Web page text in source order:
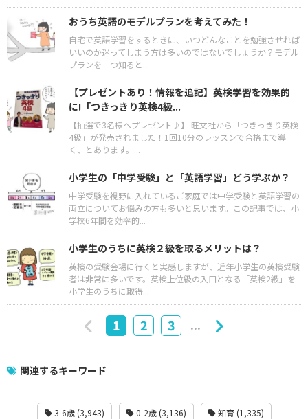
おうち英語のモデルプランを考えてみた！
自宅で英語学習をするときに、いつどんなことを勉強させれば
いいのか迷ってしまう方は多いのではないでしょうか？モデル
プランを一つ知ると...
【プレゼントあり！情報を追記】英検学習を効果的
に!「つきっきり英検4級...
【抽選で3名様へプレゼント♪】 旺文社から「つきっきり英検
4級」が発売されました！1回10分のレッスンで合格まで導
く、とあります。...
小学生の「中学受験」と「英語学習」どう学ぶか？
中学受験を視野に入れているご家庭では中学受験と英語学習の
両立についてお悩みの方も多いと思います。この記事では、小
学校6年間を効率的...
小学生のうちに英検２級を取るメリットは？
英検の受験会場に行くと実感しますが、近年小学生の英検受験
者は非常に多いです。英検上位級の入口となる「英検2級」を
小学生のうちに取得...
1 2 3 ...
関連するキーワード
3-6歳 (3,943) 0-2歳 (3,136) 知育 (1,335)